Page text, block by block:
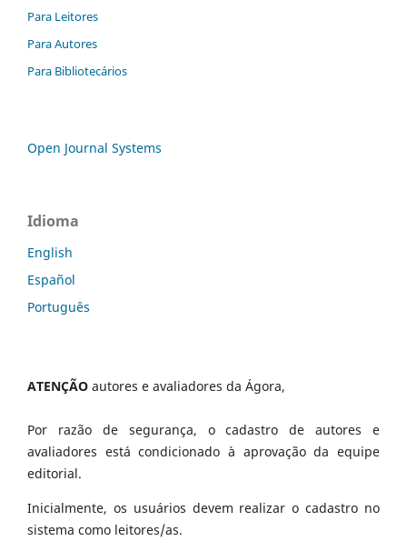
Para Leitores
Para Autores
Para Bibliotecários
Open Journal Systems
Idioma
English
Español
Português
ATENÇÃO autores e avaliadores da Ágora,
Por razão de segurança, o cadastro de autores e
avaliadores está condicionado à aprovação da equipe
editorial.
Inicialmente, os usuários devem realizar o cadastro no
sistema como leitores/as.